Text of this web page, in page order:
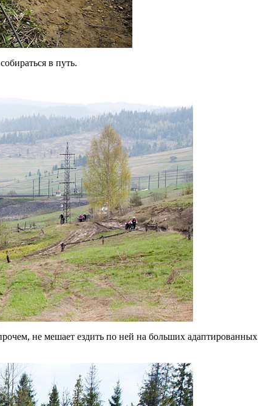
в путь.
не мешает ездить по ней на больших адаптированных